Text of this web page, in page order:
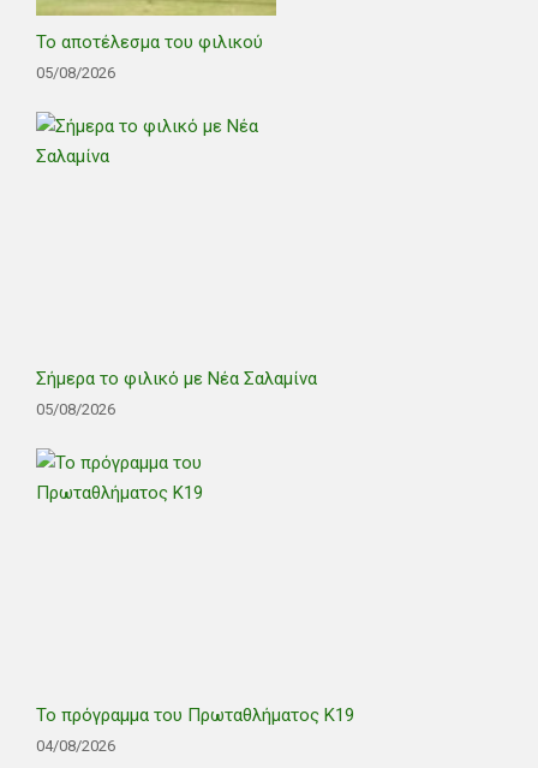
Το αποτέλεσμα του φιλικού
05/08/2026
Σήμερα το φιλικό με Νέα Σαλαμίνα
05/08/2026
Το πρόγραμμα του Πρωταθλήματος Κ19
04/08/2026